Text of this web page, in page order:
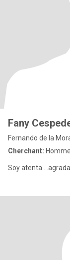
Fany
Fernando de la
Cherchant:
Soy atenta